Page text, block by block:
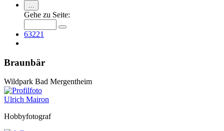
…
Gehe zu Seite:
63221
Braunbär
Wildpark Bad Mergentheim
Ulrich Mairon
Hobbyfotograf